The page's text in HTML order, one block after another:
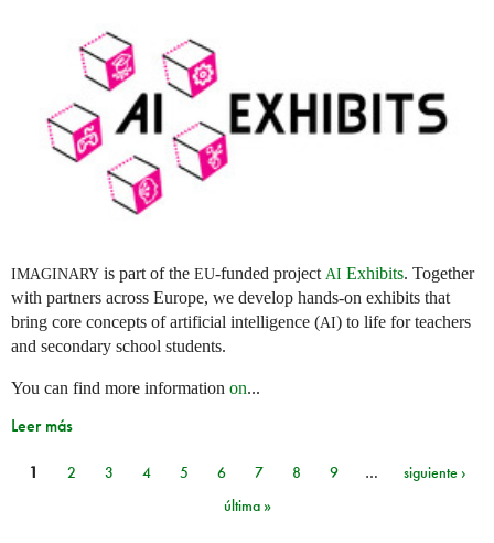
IMAGINARY is part of the EU-funded project AI Exhibits. Together
with partners across Europe, we develop hands-on exhibits that
bring core concepts of artificial intelligence (AI) to life for teachers
and secondary school students.
You can find more information on...
Leer más
Páginas
1 2 3 4 5 6 7 8 9 …
siguiente ›
última »